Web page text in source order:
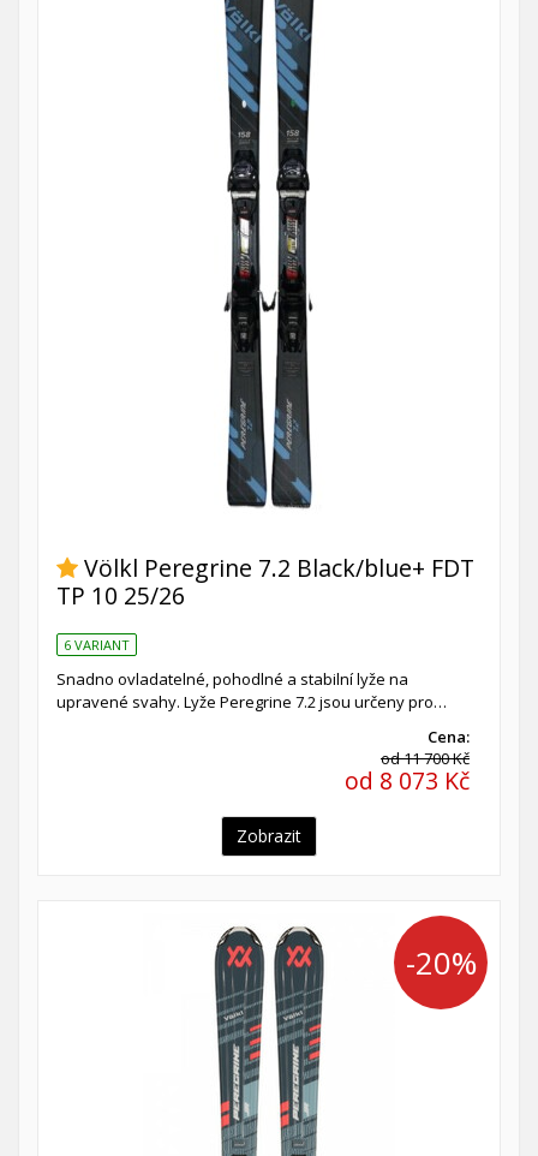
Völkl Peregrine 7.2 Black/blue+ FDT
TP 10 25/26
6 VARIANT
Snadno ovladatelné, pohodlné a stabilní lyže na
upravené svahy. Lyže Peregrine 7.2 jsou určeny pro…
Cena:
od 11 700 Kč
od 8 073 Kč
Zobrazit
-20%